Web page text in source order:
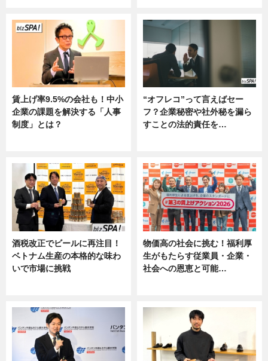
賃上げ率9.5%の会社も！中小
企業の課題を解決する「人事
制度」とは？
“オフレコ”って言えばセー
フ？企業秘密や社外秘を漏ら
すことの法的責任を…
酒税改正でビールに再注目！
ベトナム生産の本格的な味わ
いで市場に挑戦
物価高の社会に挑む！福利厚
生がもたらす従業員・企業・
社会への恩恵と可能…